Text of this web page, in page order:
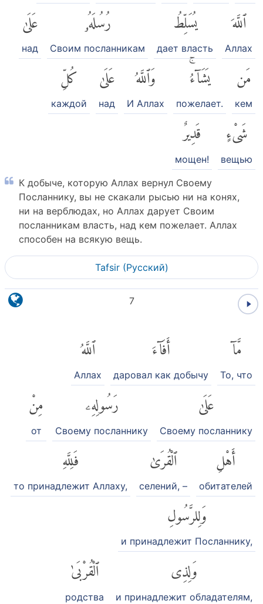
ٱللَّهَ
Аллах
يُسَلِّطُ
дает власть
رُسُلَهُۥ
Своим посланникам
عَلَىٰ
над
مَن
кем
يَشَآءُۚ
пожелает.
وَٱللَّهُ
И Аллах
عَلَىٰ
над
كُلِّ
каждой
شَىْءٍ
вещью
قَدِيرٌ
мощен!
К добыче, которую Аллах вернул Своему
Посланнику, вы не скакали рысью ни на конях,
ни на верблюдах, но Аллах дарует Своим
посланникам власть, над кем пожелает. Аллах
способен на всякую вещь.
Tafsir (Pусский)
7
مَّآ
То, что
أَفَآءَ
даровал как добычу
ٱللَّهُ
Аллах
عَلَىٰ
Своему посланнику
رَسُولِهِۦ
Своему посланнику
مِنْ
от
أَهْلِ
обитателей
ٱلْقُرَىٰ
селений, –
فَلِلَّهِ
то принадлежит Аллаху,
وَلِلرَّسُولِ
и принадлежит Посланнику,
وَلِذِى
и принадлежит обладателям,
ٱلْقُرْبَىٰ
родства